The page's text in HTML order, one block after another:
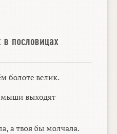
пословицах
болоте велик.
мыши выходят
а твоя бы молчала.